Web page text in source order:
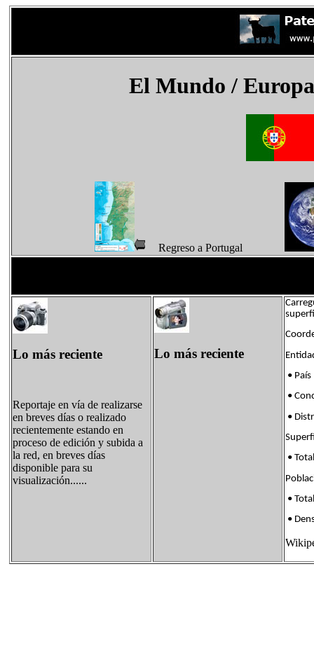
El Mundo/
Regreso a Portugal
Lo más reciente
Reportaje en vía de realizarse
en breves días o realizado
recientemente estando en
proceso de edición y subida a
la red, en breves días
disponible para su
visualización......
Lo más reciente
•
•
•
•
•
•